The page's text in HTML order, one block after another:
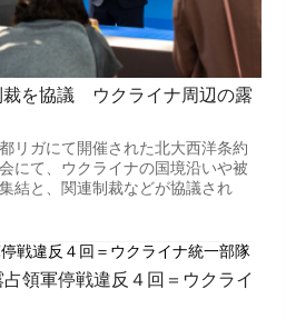
裁を協議 ウクライナ周辺の露
リガにて開催された北大西洋条約
にて、ウクライナの国境沿いや被
結と、関連制裁などが協議され
領軍停戦違反４回＝ウクライ